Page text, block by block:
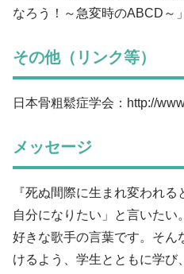
なろう！～急変時のABCD～」
その他（リンク等）
日本骨粗鬆症学会：http://
メッセージ
『死ぬ間際に生まれ変われる
自分になりたい」と言いたい
好きな歌手の言葉です。そん
けるよう、学生とともに学